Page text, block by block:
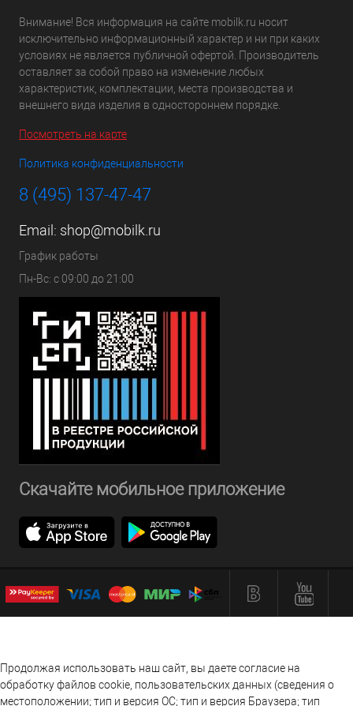
Внимание! Вся информация на сайте mobilk.ru носит
исключительно информационный характер и ни при каких
условиях не является публичной офертой. Производитель
оставляет за собой право на изменение любых
характеристик, комплектации, места производства и
внешнего вида изделия в одностороннем порядке.
Посмотреть на карте
Политика конфиденциальности
8 (495) 137-47-47
Email: shop@mobilk.ru
График работы
Пн-Вс: с 09:00 до 21:00
Скачайте мобильное приложение
Продолжая использовать наш сайт, вы даете согласие на
обработку файлов cookie, пользовательских данных (сведения о
местоположении; тип и версия ОС; тип и версия Браузера; тип